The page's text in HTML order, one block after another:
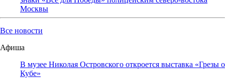
Москвы
Все новости
Афиша
В музее Николая Островского откроется выставка «Грезы о
Кубе»